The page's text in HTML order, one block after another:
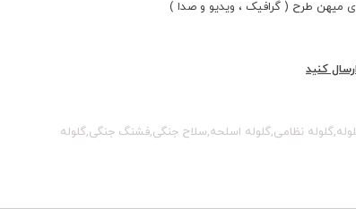
میهن طرح ( گرافیک ، ویدیو و صدا )
کنید
نظامی,گلوله اسلحه,سلاح جنگی,فشنگ جنگی,گلوله